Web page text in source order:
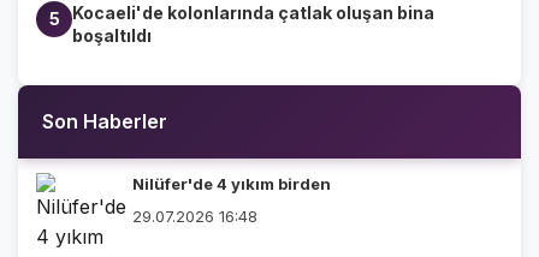
5
Kocaeli'de kolonlarında çatlak oluşan bina
boşaltıldı
Son Haberler
Nilüfer'de 4 yıkım birden
29.07.2026 16:48